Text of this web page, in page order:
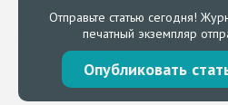
Отправьте статью сегодня!
печатный экземпляр
Опубликовать